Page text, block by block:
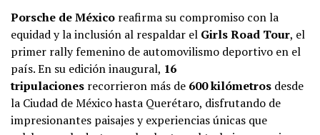
Porsche de México reafirma su compromiso con la
equidad y la inclusión al respaldar el Girls Road Tour, el
primer rally femenino de automovilismo deportivo en el
país. En su edición inaugural, 16
tripulaciones recorrieron más de 600 kilómetros desde
la Ciudad de México hasta Querétaro, disfrutando de
impresionantes paisajes y experiencias únicas que